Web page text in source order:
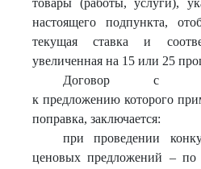
товары (работы, услуги),
настоящего подпункта,
текущая ставка и
увеличенная на 15 или 25
Договор с
к предложению которого
поправка, заключается:
при проведении
ценовых предложений – по